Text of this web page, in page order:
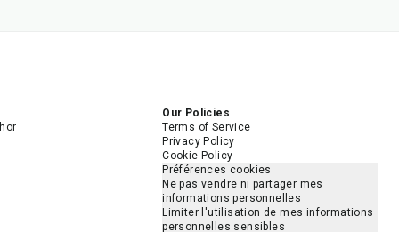
Our Policies
Terms of Service
Privacy Policy
Cookie Policy
Préférences cookies
Ne pas vendre ni partager mes
informations personnelles
Limiter l'utilisation de mes informations
personnelles sensibles